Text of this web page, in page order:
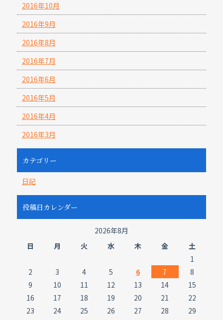
2016年10月
2016年9月
2016年8月
2016年7月
2016年6月
2016年5月
2016年4月
2016年3月
カテゴリー
日記
投稿日カレンダー
2026年8月
日
月 火 水 木 金
土
1
2
3 4 5 6 7
8
9
10 11 12 13 14
15
16
17 18 19 20 21
22
23
24 25 26 27 28
29